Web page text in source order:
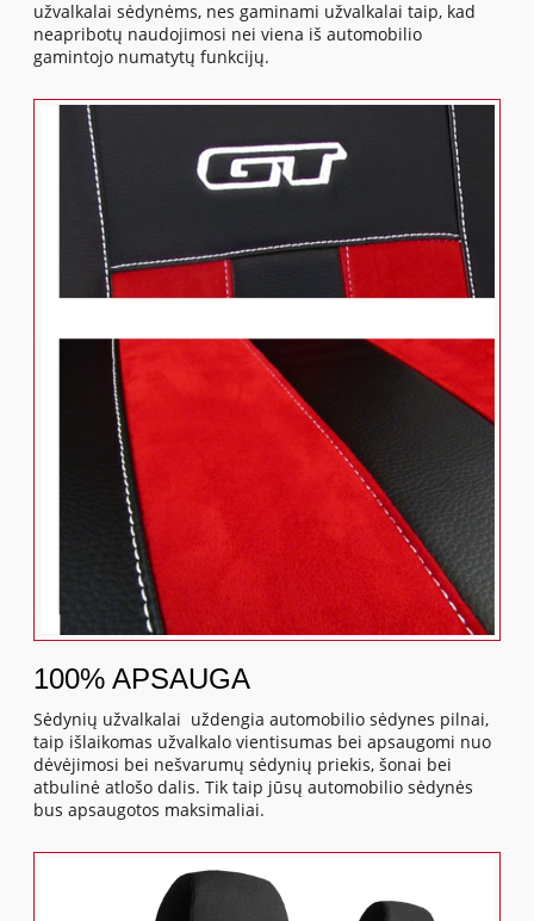
užvalkalai sėdynėms, nes gaminami užvalkalai taip, kad
neapribotų naudojimosi nei viena iš automobilio
gamintojo numatytų funkcijų.
100% APSAUGA
Sėdynių užvalkalai uždengia automobilio sėdynes pilnai,
taip išlaikomas užvalkalo vientisumas bei apsaugomi nuo
dėvėjimosi bei nešvarumų sėdynių priekis, šonai bei
atbulinė atlošo dalis. Tik taip jūsų automobilio sėdynės
bus apsaugotos maksimaliai.